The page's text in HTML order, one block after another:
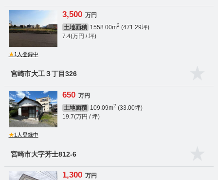
3,500 万円
土地面積 1558.00m2 (471.29坪)
7.4(万円 / 坪)
★1人登録中
宮崎市大工３丁目326
650 万円
土地面積 109.09m2 (33.00坪)
19.7(万円 / 坪)
★1人登録中
宮崎市大字芳士812-6
1,300 万円